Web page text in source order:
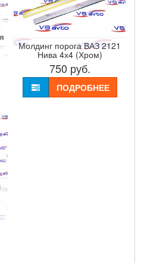
Молдинг порога ВАЗ 2121
Нива 4х4 (Хром)
750 руб.
ПОДРОБНЕЕ